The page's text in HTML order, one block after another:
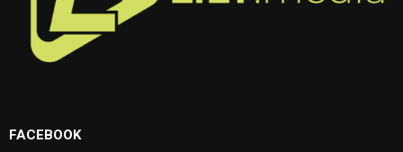
FACEBOOK